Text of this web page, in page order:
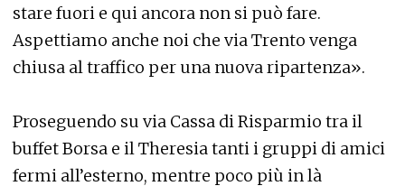
stare fuori e qui ancora non si può fare.
Aspettiamo anche noi che via Trento venga
chiusa al traffico per una nuova ripartenza».
Proseguendo su via Cassa di Risparmio tra il
buffet Borsa e il Theresia tanti i gruppi di amici
fermi all’esterno, mentre poco più in là